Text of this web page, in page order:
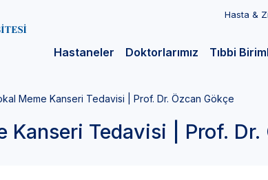
Hasta &
Hastaneler Doktorlarımız Tıbbi
Meme Kanseri Tedavisi | Prof. Dr. Özcan Gökçe
Kanseri Tedavisi | Prof. Dr.